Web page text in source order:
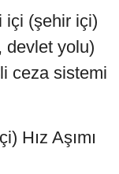
içi (şehir içi)
devlet yolu)
ceza sistemi
Hız Aşımı